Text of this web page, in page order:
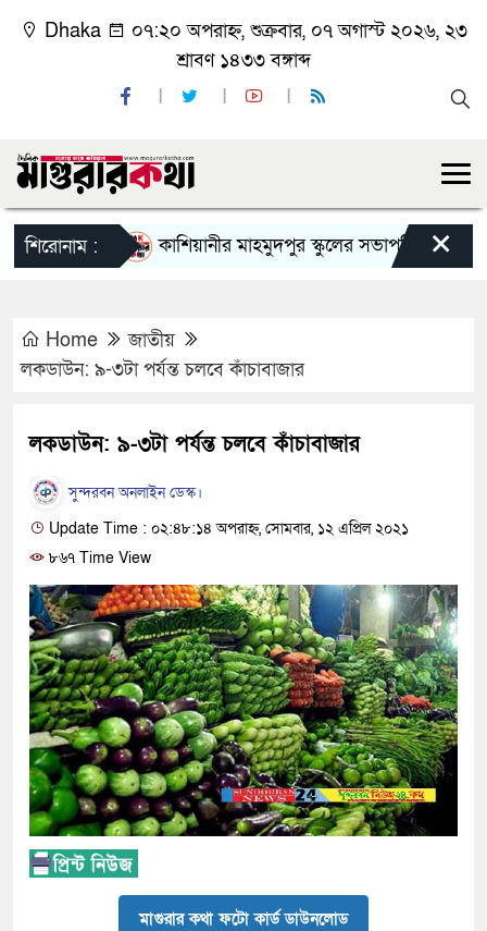
Dhaka
০৭:২০ অপরাহ্ন, শুক্রবার, ০৭ অগাস্ট ২০২৬, ২৩
শ্রাবণ ১৪৩৩ বঙ্গাব্দ
শিরোনাম : কাশিয়ানীর মাহমুদপুর স্কুলের সভাপতি হলেন গোবিন্দ
×
Home
জাতীয়
লকডাউন: ৯-৩টা পর্যন্ত চলবে কাঁচাবাজার
লকডাউন: ৯-৩টা পর্যন্ত চলবে কাঁচাবাজার
সুন্দরবন অনলাইন ডেস্ক।
Update Time : ০২:৪৮:১৪ অপরাহ্ন, সোমবার, ১২ এপ্রিল ২০২১
৮৬৭ Time View
মাগুরার কথা ফটো কার্ড ডাউনলোড